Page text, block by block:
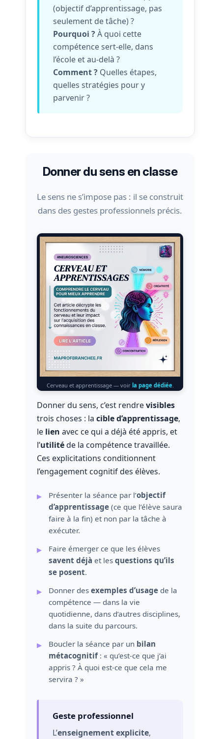
(objectif d’apprentissage, pas
seulement de tâche) ?
Pourquoi ?À quoi cette
compétence sert-elle, dans
l’école et au-delà ?
Comment ?Quelles étapes,
quelles stratégies pour y
parvenir ?
Donner du sens en classe
Le sens ne s’impose pas : il se construit
dans des gestes professionnels précis.
Cerveau et apprentissage — voir la page dédiée.
Donner du sens, c’est rendrevisibles
trois choses : la cible d’apprentissage,
le lien avec ce qui a déjà été appris, et
l’utilitéde la compétence travaillée.
Ces explicitations conditionnent
l’engagement cognitif des élèves.
Présenter la séance par l’objectif
d’apprentissage(ce que l’élève saura
faire à la fin) et non par la tâche à
exécuter.
Faire émerger ce que les élèves
savent déjà et les questions qu’ils
se posent.
Donner des exemples d’usagede la
compétence — dans la vie
quotidienne, dans d’autres disciplines,
dans la suite du parcours.
Boucler la séance par un bilan
métacognitif: « qu’est-ce que j’ai
appris ? À quoi est-ce que cela me
servira ? »
Geste professionnel
L’enseignement explicite,